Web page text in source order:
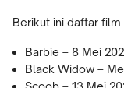
Berikut ini daftar
Barbie – 8 Mei
Black Widow –